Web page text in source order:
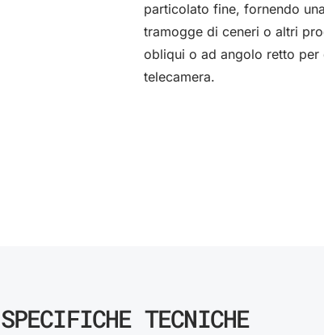
particolato fine, fornendo
tramogge di ceneri o altri
obliqui o ad angolo retto
telecamera.
SPECIFICHE TECNICHE